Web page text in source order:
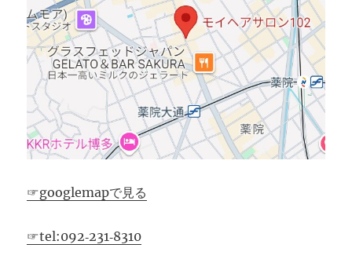
☞googlemapで見る
☞tel:092‐231‐8310